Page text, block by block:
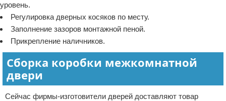
уровень.
Регулировка дверных косяков по месту.
Заполнение зазоров монтажной пеной.
Прикрепление наличников.
Сборка коробки межкомнатной
двери
Сейчас фирмы-изготовители дверей доставляют товар